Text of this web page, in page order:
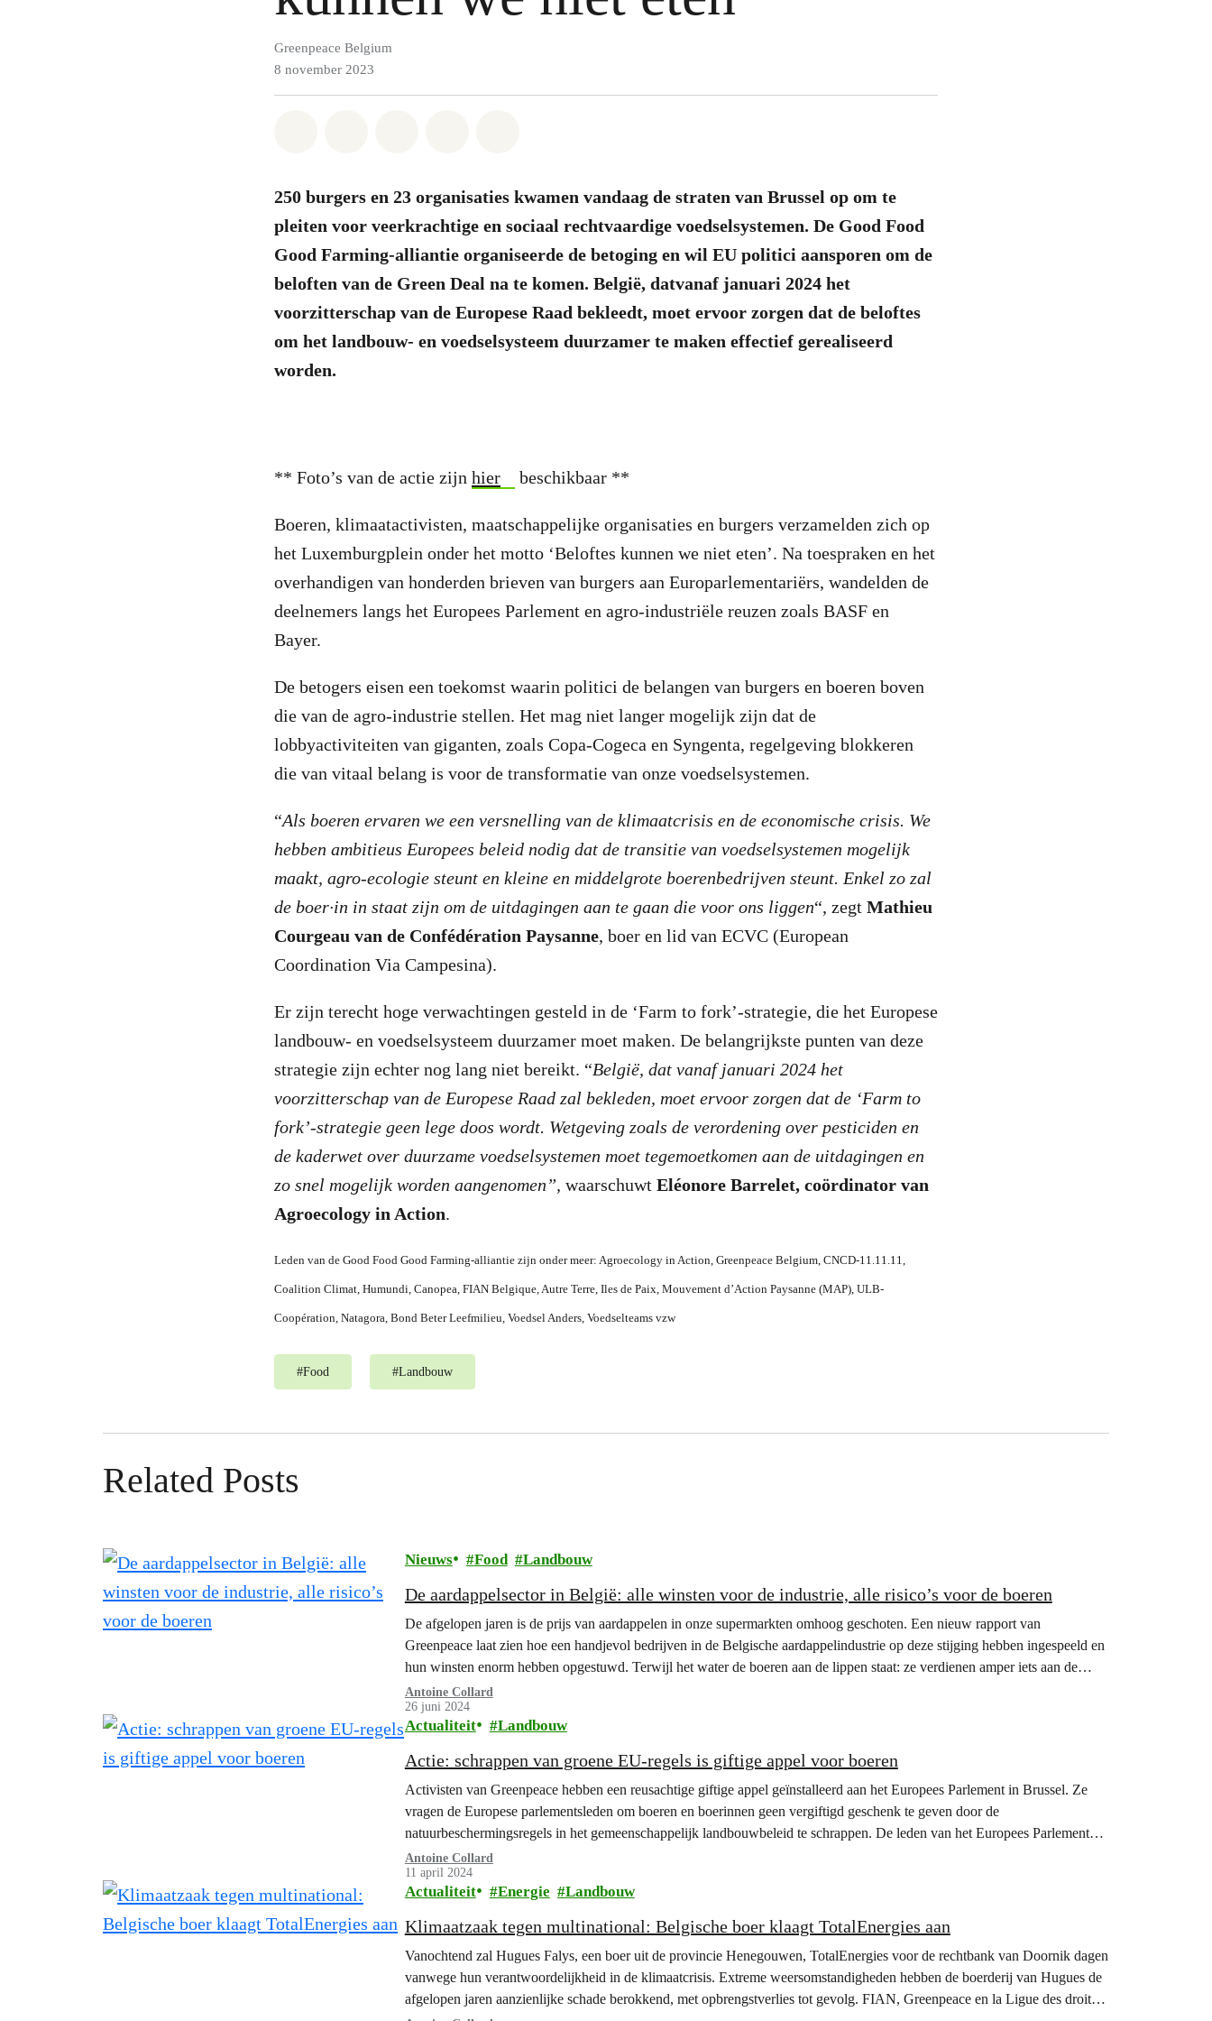
Greenpeace Belgium
8 november 2023
250 burgers en 23 organisaties kwamen vandaag de straten van Brussel op om te
pleiten voor veerkrachtige en sociaal rechtvaardige voedselsystemen. De Good Food
Good Farming-alliantie organiseerde de betoging en wil EU politici aansporen om de
beloften van de Green Deal na te komen. België, datvanaf januari 2024 het
voorzitterschap van de Europese Raad bekleedt, moet ervoor zorgen dat de beloftes
om het landbouw- en voedselsysteem duurzamer te maken effectief gerealiseerd
worden.
** Foto’s van de actie zijn hier beschikbaar **
Boeren, klimaatactivisten, maatschappelijke organisaties en burgers verzamelden zich op
het Luxemburgplein onder het motto ‘Beloftes kunnen we niet eten’. Na toespraken en het
overhandigen van honderden brieven van burgers aan Europarlementariërs, wandelden de
deelnemers langs het Europees Parlement en agro-industriële reuzen zoals BASF en
Bayer.
De betogers eisen een toekomst waarin politici de belangen van burgers en boeren boven
die van de agro-industrie stellen. Het mag niet langer mogelijk zijn dat de
lobbyactiviteiten van giganten, zoals Copa-Cogeca en Syngenta, regelgeving blokkeren
die van vitaal belang is voor de transformatie van onze voedselsystemen.
“Als boeren ervaren we een versnelling van de klimaatcrisis en de economische crisis. We
hebben ambitieus Europees beleid nodig dat de transitie van voedselsystemen mogelijk
maakt, agro-ecologie steunt en kleine en middelgrote boerenbedrijven steunt. Enkel zo zal
de boer∙in in staat zijn om de uitdagingen aan te gaan die voor ons liggen“, zegt Mathieu
Courgeau van de Confédération Paysanne, boer en lid van ECVC (European
Coordination Via Campesina).
Er zijn terecht hoge verwachtingen gesteld in de ‘Farm to fork’-strategie, die het Europese
landbouw- en voedselsysteem duurzamer moet maken. De belangrijkste punten van deze
strategie zijn echter nog lang niet bereikt. “België, dat vanaf januari 2024 het
voorzitterschap van de Europese Raad zal bekleden, moet ervoor zorgen dat de ‘Farm to
fork’-strategie geen lege doos wordt. Wetgeving zoals de verordening over pesticiden en
de kaderwet over duurzame voedselsystemen moet tegemoetkomen aan de uitdagingen en
zo snel mogelijk worden aangenomen”, waarschuwt Eléonore Barrelet, coördinator van
Agroecology in Action.
Leden van de Good Food Good Farming-alliantie zijn onder meer: Agroecology in Action, Greenpeace Belgium, CNCD-11.11.11,
Coalition Climat, Humundi, Canopea, FIAN Belgique, Autre Terre, Iles de Paix, Mouvement d’Action Paysanne (MAP), ULB-
Coopération, Natagora, Bond Beter Leefmilieu, Voedsel Anders, Voedselteams vzw
#Food #Landbouw
Related Posts
Nieuws Food Landbouw
De aardappelsector in België: alle winsten voor de industrie, alle risico’s voor de boeren
De afgelopen jaren is de prijs van aardappelen in onze supermarkten omhoog geschoten. Een nieuw rapport van
Greenpeace laat zien hoe een handjevol bedrijven in de Belgische aardappelindustrie op deze stijging hebben ingespeeld en
hun winsten enorm hebben opgestuwd. Terwijl het water de boeren aan de lippen staat: ze verdienen amper iets aan de
aardappelteelt…
Antoine Collard
26 juni 2024
Actualiteit Landbouw
Actie: schrappen van groene EU-regels is giftige appel voor boeren
Activisten van Greenpeace hebben een reusachtige giftige appel geïnstalleerd aan het Europees Parlement in Brussel. Ze
vragen de Europese parlementsleden om boeren en boerinnen geen vergiftigd geschenk te geven door de
natuurbeschermingsregels in het gemeenschappelijk landbouwbeleid te schrappen. De leden van het Europees Parlement
beslissen vandaag of ze het plan van de Europese Commissie om…
Antoine Collard
11 april 2024
Actualiteit Energie Landbouw
Klimaatzaak tegen multinational: Belgische boer klaagt TotalEnergies aan
Vanochtend zal Hugues Falys, een boer uit de provincie Henegouwen, TotalEnergies voor de rechtbank van Doornik dagen
vanwege hun verantwoordelijkheid in de klimaatcrisis. Extreme weersomstandigheden hebben de boerderij van Hugues de
afgelopen jaren aanzienlijke schade berokkend, met opbrengstverlies tot gevolg. FIAN, Greenpeace en la Ligue des droits